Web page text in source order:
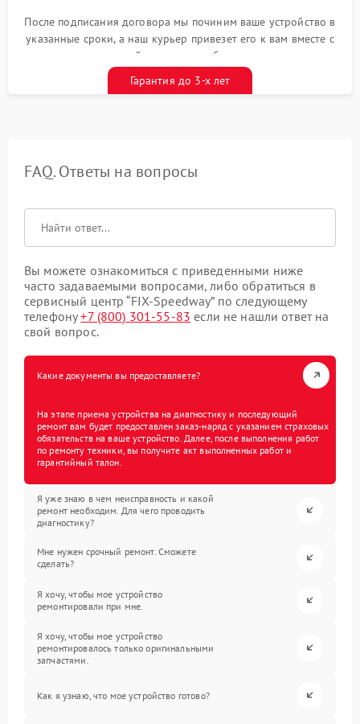
После подписания договора мы починим ваше устройство в
указанные сроки, а наш курьер привезет его к вам вместе с
гарантийным талоном бесплатно
Гарантия до 3-х лет
FAQ. Ответы на вопросы
Вы можете ознакомиться с приведенными ниже
часто задаваемыми вопросами, либо обратиться в
сервисный центр “FIX-Speedway” по следующему
телефону+7 (800) 301-55-83 если не нашли ответ на
свой вопрос.
Какие документы вы предоставляете?
На этапе приема устройства на диагностику и последующий
ремонт вам будет предоставлен заказ-наряд с указанием страховых
обязательств на ваше устройство. Далее, после выполнения работ
по ремонту техники, вы получите акт выполненных работ и
гарантийный талон.
Я уже знаю в чем неисправность и какой
ремонт необходим. Для чего проводить
диагностику?
Мне нужен срочный ремонт. Сможете
сделать?
Я хочу, чтобы мое устройство
ремонтировали при мне.
Я хочу, чтобы мое устройство
ремонтировалось только оригинальными
запчастями.
Как я узнаю, что мое устройство готово?